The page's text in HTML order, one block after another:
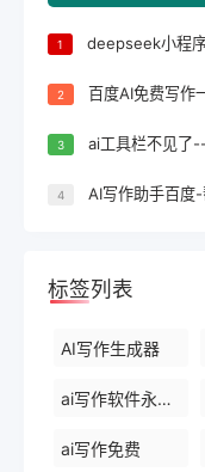
1 deepseek小程
2 百度AI免费写作一键生
3 ai工具栏不见了
4 AI写作助手百度-
标签列表
AI写作生成器
ai写作软件永久免费版
ai写作免费